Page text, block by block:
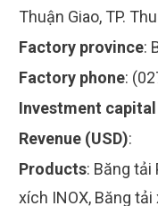
Thuận Giao, TP.
Factory province:
Factory phone:
Investment capital
Revenue (USD):
Products: Băng tải
xích INOX, Băng